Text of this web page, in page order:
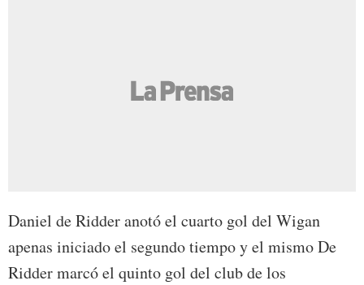
Daniel de Ridder anotó el cuarto gol del Wigan
apenas iniciado el segundo tiempo y el mismo De
Ridder marcó el quinto gol del club de los